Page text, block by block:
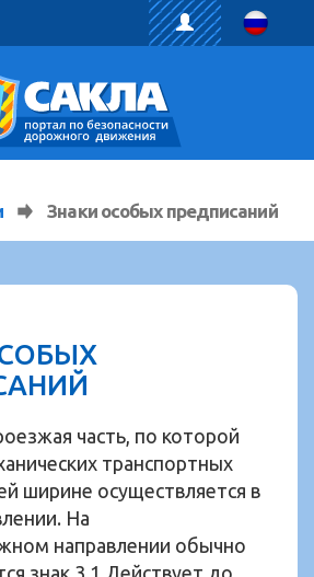
Знаки особых предписаний
часть, по которой
транспортных
ширине осуществляется в
На
направлении обычно
знак 3.1 Действует до